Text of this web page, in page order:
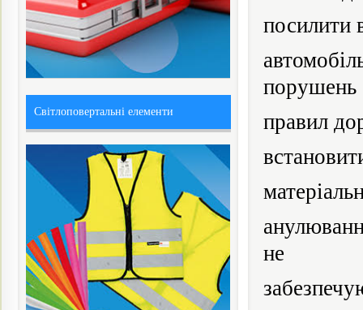
посилити
порушень
правил
не
Світлоповертальні елементи